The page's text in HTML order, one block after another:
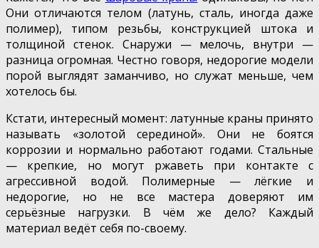
Они отличаются телом (латунь, сталь, иногда даже
полимер), типом резьбы, конструкцией штока и
толщиной стенок. Снаружи — мелочь, внутри —
разница огромная. Честно говоря, недорогие модели
порой выглядят заманчиво, но служат меньше, чем
хотелось бы.
Кстати, интересный момент: латунные краны принято
называть «золотой серединой». Они не боятся
коррозии и нормально работают годами. Стальные
— крепкие, но могут ржаветь при контакте с
агрессивной водой. Полимерные — лёгкие и
недорогие, но не все мастера доверяют им
серьёзные нагрузки. В чём же дело? Каждый
материал ведёт себя по-своему.